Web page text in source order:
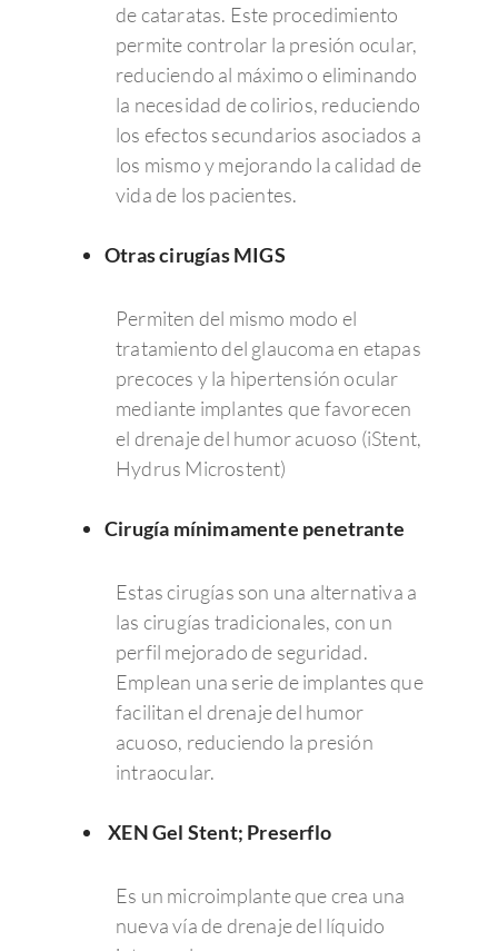
de cataratas. Este procedimiento
permite controlar la presión ocular,
reduciendo al máximo o eliminando
la necesidad de colirios, reduciendo
los efectos secundarios asociados a
los mismo y mejorando la calidad de
vida de los pacientes.
Otras cirugías MIGS
Permiten del mismo modo el
tratamiento del glaucoma en etapas
precoces y la hipertensión ocular
mediante implantes que favorecen
el drenaje del humor acuoso (iStent,
Hydrus Microstent)
Cirugía mínimamente penetrante
Estas cirugías son una alternativa a
las cirugías tradicionales, con un
perfil mejorado de seguridad.
Emplean una serie de implantes que
facilitan el drenaje del humor
acuoso, reduciendo la presión
intraocular.
XEN Gel Stent; Preserflo
Es un microimplante que crea una
nueva vía de drenaje del líquido
Enfermedades